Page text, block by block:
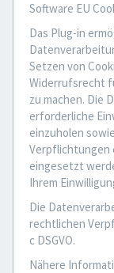
Software EU
Das Plug-in
Setzen von
Widerrufsrecht
zu machen. Die
erforderliche
einzuholen
Verpflichtungen
eingesetzt
Ihrem
Die
rechtlichen
c DSGVO.
Nähere